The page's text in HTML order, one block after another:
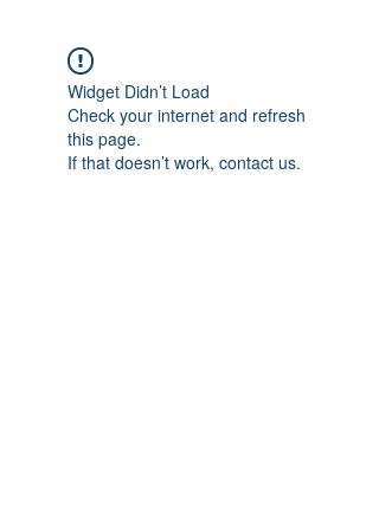
Widget Didn’t Load
Check your internet and refresh
this page.
If that doesn’t work, contact us.